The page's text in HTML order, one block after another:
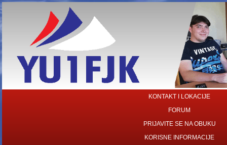
KONTAKT I LOKACIJE
FORUM
PRIJAVITE SE NA OBUKU
KORISNE INFORMACIJE